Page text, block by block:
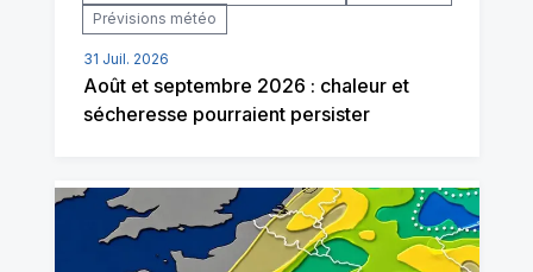
Prévisions météo
31 Juil. 2026
Août et septembre 2026 : chaleur et
sécheresse pourraient persister